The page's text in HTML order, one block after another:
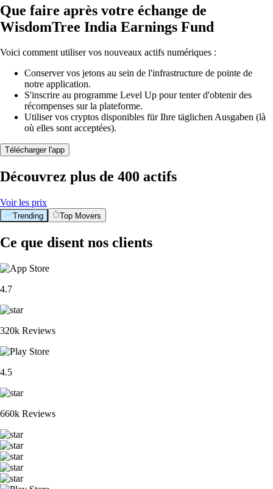
Que faire après votre échange de
WisdomTree India Earnings Fund
Voici comment utiliser vos nouveaux actifs numériques :
Conserver vos jetons au sein de l'infrastructure de pointe de
notre application.
S'inscrire au programme Level Up pour tenter d'obtenir des
récompenses sur la plateforme.
Utiliser vos cryptos disponibles für Ihre täglichen Ausgaben (là
où elles sont acceptées).
Télécharger l'app
Découvrez plus de 400 actifs
Voir les prix
Trending Top Movers
Ce que disent nos clients
4.7
320k Reviews
4.5
660k Reviews